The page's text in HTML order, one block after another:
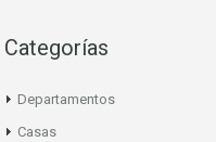
Categorías
Departamentos
Casas